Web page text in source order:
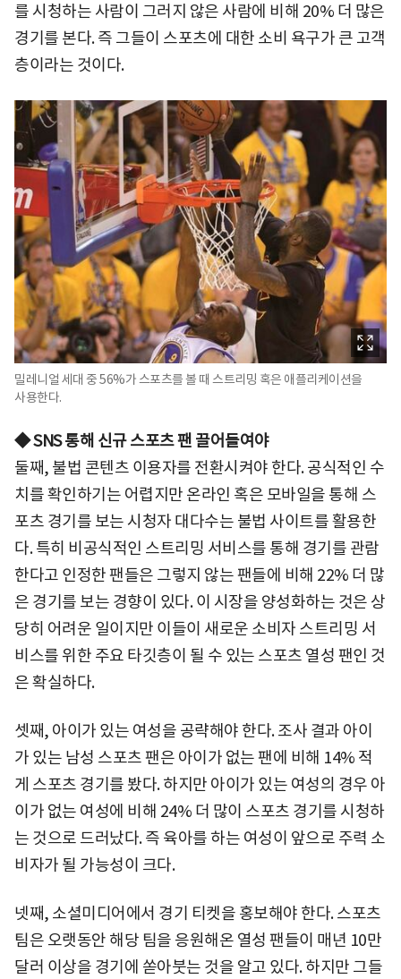
를 시청하는 사람이 그러지 않은 사람에 비해 20% 더 많은
경기를 본다. 즉 그들이 스포츠에 대한 소비 욕구가 큰 고객
층이라는 것이다.
밀레니얼 세대 중 56%가 스포츠를 볼 때 스트리밍 혹은 애플리케이션을
사용한다.
◆ SNS 통해 신규 스포츠 팬 끌어들여야
둘째, 불법 콘텐츠 이용자를 전환시켜야 한다. 공식적인 수
치를 확인하기는 어렵지만 온라인 혹은 모바일을 통해 스
포츠 경기를 보는 시청자 대다수는 불법 사이트를 활용한
다. 특히 비공식적인 스트리밍 서비스를 통해 경기를 관람
한다고 인정한 팬들은 그렇지 않는 팬들에 비해 22% 더 많
은 경기를 보는 경향이 있다. 이 시장을 양성화하는 것은 상
당히 어려운 일이지만 이들이 새로운 소비자 스트리밍 서
비스를 위한 주요 타깃층이 될 수 있는 스포츠 열성 팬인 것
은 확실하다.
셋째, 아이가 있는 여성을 공략해야 한다. 조사 결과 아이
가 있는 남성 스포츠 팬은 아이가 없는 팬에 비해 14% 적
게 스포츠 경기를 봤다. 하지만 아이가 있는 여성의 경우 아
이가 없는 여성에 비해 24% 더 많이 스포츠 경기를 시청하
는 것으로 드러났다. 즉 육아를 하는 여성이 앞으로 주력 소
비자가 될 가능성이 크다.
넷째, 소셜미디어에서 경기 티켓을 홍보해야 한다. 스포츠
팀은 오랫동안 해당 팀을 응원해온 열성 팬들이 매년 10만
달러 이상을 경기에 쏟아붓는 것을 알고 있다. 하지만 그들